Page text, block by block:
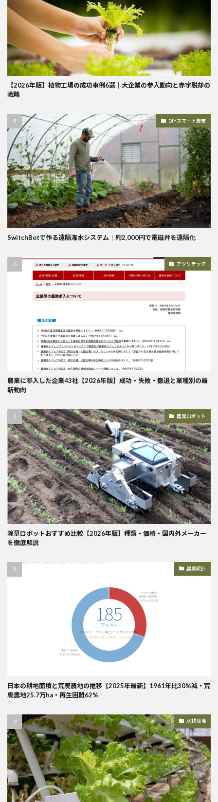
【2026年版】植物工場の成功事例6選｜大企業の参入動向と赤字脱却の
戦略
DIYスマート農業
SwitchBotで作る遠隔潅水システム｜約2,000円で電磁弁を遠隔化
アグリテック
農業に参入した企業43社【2026年版】成功・失敗・撤退と業種別の最
新動向
農業ロボット
除草ロボットおすすめ比較【2026年版】種類・価格・国内外メーカー
を徹底解説
農業統計
日本の耕地面積と荒廃農地の推移【2025年最新】1961年比30%減・荒
廃農地25.7万ha・再生困難62%
水耕栽培